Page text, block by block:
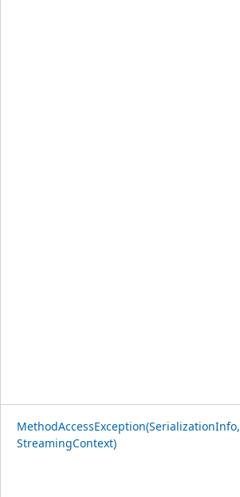
MethodAccessException(SerializationInfo,
StreamingContext)